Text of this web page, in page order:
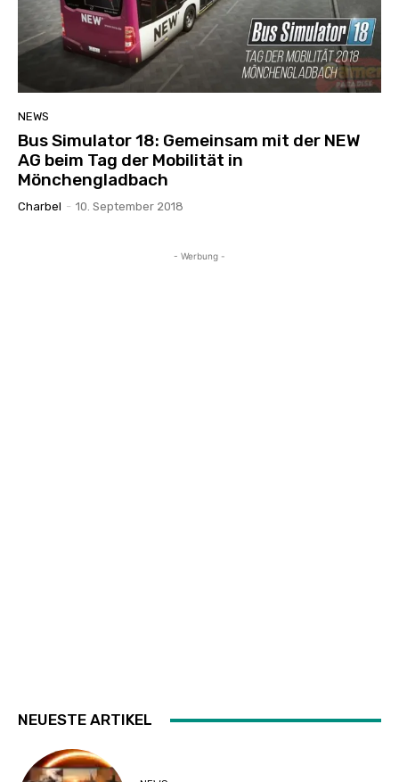
NEWS
Bus Simulator 18: Gemeinsam mit der NEW
AG beim Tag der Mobilität in
Mönchengladbach
Charbel - 10. September 2018
- Werbung -
NEUESTE ARTIKEL